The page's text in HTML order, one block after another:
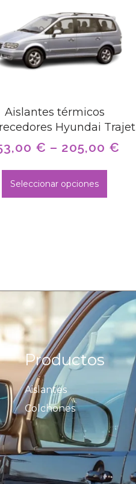
Aislantes térmicos
Hyundai Trajet
€ – 205,00 €
Seleccionar opciones
Productos
Aislantes
Colchones